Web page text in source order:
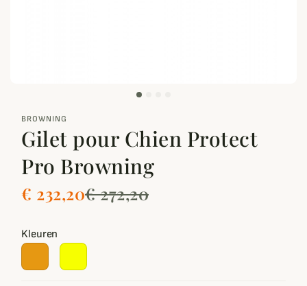
BROWNING
Gilet pour Chien Protect
Pro Browning
€ 232,20€ 272,20
Kleuren